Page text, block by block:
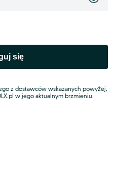
się
z dostawców wskazanych powyżej,
w jego aktualnym brzmieniu.